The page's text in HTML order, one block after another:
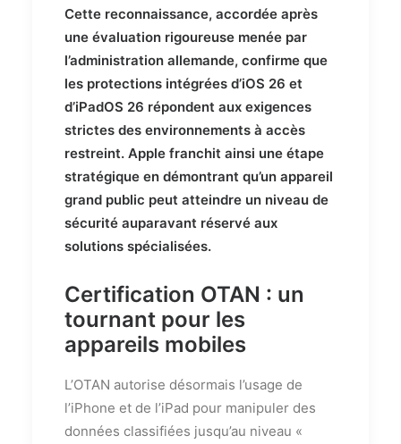
Cette reconnaissance, accordée après
une évaluation rigoureuse menée par
l’administration allemande, confirme que
les protections intégrées d’iOS 26 et
d’iPadOS 26 répondent aux exigences
strictes des environnements à accès
restreint. Apple franchit ainsi une étape
stratégique en démontrant qu’un appareil
grand public peut atteindre un niveau de
sécurité auparavant réservé aux
solutions spécialisées.
Certification OTAN : un
tournant pour les
appareils mobiles
L’OTAN autorise désormais l’usage de
l’iPhone et de l’iPad pour manipuler des
données classifiées jusqu’au niveau «